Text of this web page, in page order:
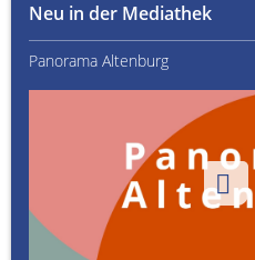
Neu in der Mediathek
Panorama Altenburg